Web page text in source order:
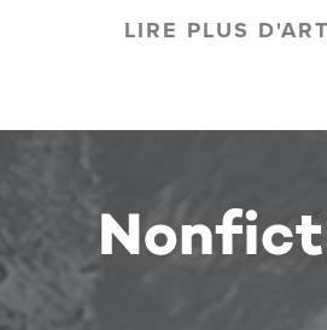
LIRE PLUS